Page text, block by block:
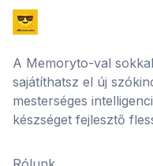
A Memoryto-val
sajátíthatsz el új
mesterséges
készséget fejlesztő